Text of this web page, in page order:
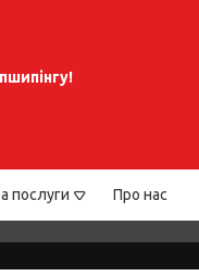
послуги Про нас